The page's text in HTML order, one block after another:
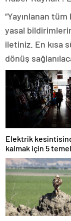
“Yayınlanan
yasal
iletiniz. En kısa
dönüş
Elektrik
kalmak için 5